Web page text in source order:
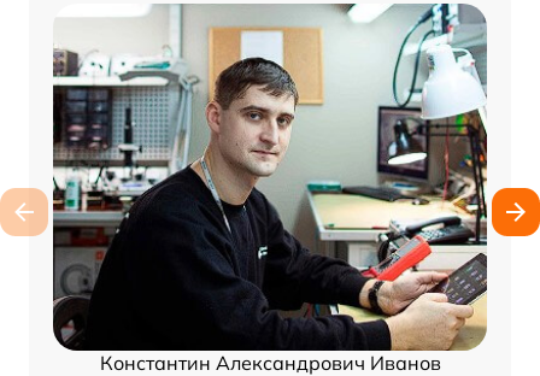
Константин Александрович Иванов